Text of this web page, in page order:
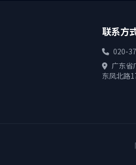
联系方
020-
广东省
东凤北路